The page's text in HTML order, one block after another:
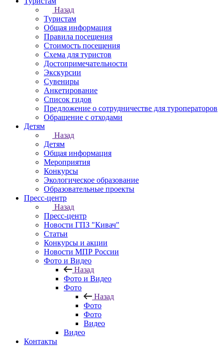
Назад
Туристам
Общая информация
Правила посещения
Стоимость посещения
Схема для туристов
Достопримечательности
Экскурсии
Сувениры
Анкетирование
Список гидов
Предложение о сотрудничестве для туроператоров
Обращение с отходами
Детям
Назад
Детям
Общая информация
Мероприятия
Конкурсы
Экологическое образование
Образовательные проекты
Пресс-центр
Назад
Пресс-центр
Новости ГПЗ "Кивач"
Статьи
Конкурсы и акции
Новости МПР России
Фото и Видео
Назад
Фото и Видео
Фото
Назад
Фото
Фото
Видео
Видео
Контакты